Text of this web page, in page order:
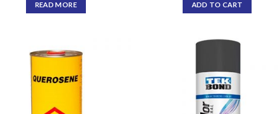
READ MORE ADD TO CART